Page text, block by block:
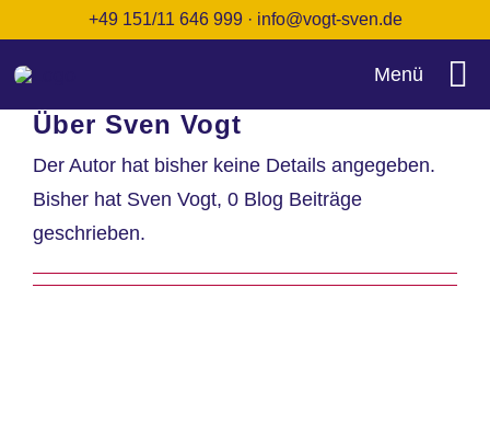
springen
+49 151/11 646 999· info@vogt-sven.de
Menü
Startseite
Über Sven Vogt
Der Autor hat bisher keine Details angegeben.
Bisher hat Sven Vogt, 0 Blog Beiträge
geschrieben.